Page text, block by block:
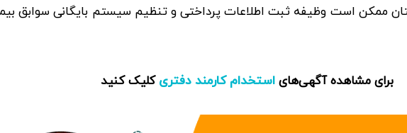
ممکن است وظیفه ثبت اطلاعات پرداختی‌ و تنظیم سیستم بایگانی سوابق
برای مشاهده آگهی‌هایاستخدام کارمند دفتری کلیک کنید